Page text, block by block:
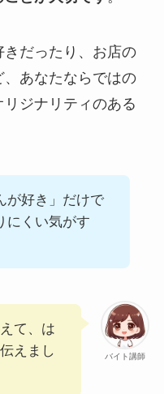
だったり、お店の
あなたならではの
ジナリティのある
が好き」だけで
にくい気がす
バイト講師
て、は
えまし